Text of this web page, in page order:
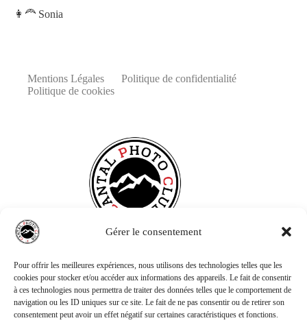
Gérer le consentement
Pour offrir les meilleures expériences, nous utilisons des technologies telles que les
cookies pour stocker et/ou accéder aux informations des appareils. Le fait de consentir
à ces technologies nous permettra de traiter des données telles que le comportement de
navigation ou les ID uniques sur ce site. Le fait de ne pas consentir ou de retirer son
consentement peut avoir un effet négatif sur certaines caractéristiques et fonctions.
👩‍🦰 Sonia
Mentions Légales
Politique de confidentialité
Politique de cookies